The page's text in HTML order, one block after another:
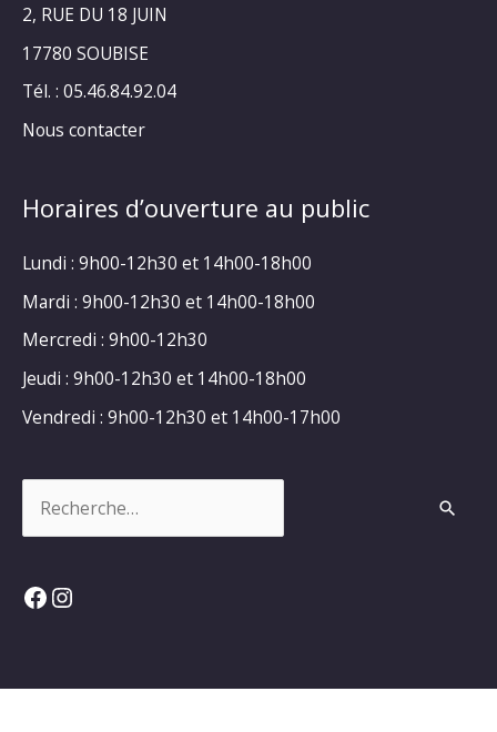
2, RUE DU 18 JUIN
17780 SOUBISE
Tél. : 05.46.84.92.04
Nous contacter
Horaires d’ouverture au public
Lundi : 9h00-12h30 et 14h00-18h00
Mardi : 9h00-12h30 et 14h00-18h00
Mercredi : 9h00-12h30
Jeudi : 9h00-12h30 et 14h00-18h00
Vendredi : 9h00-12h30 et 14h00-17h00
Facebook
Instagram